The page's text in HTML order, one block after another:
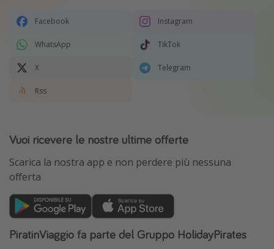
Facebook Instagram
WhatsApp TikTok
X Telegram
Rss
Vuoi ricevere le nostre ultime offerte
Scarica la nostra app e non perdere più nessuna
offerta
PiratinViaggio fa parte del Gruppo HolidayPirates